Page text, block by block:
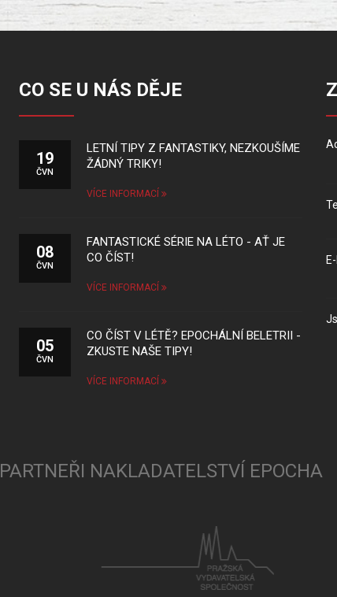
CO SE U NÁS DĚJE
19
ČVN
LETNÍ TIPY Z FANTASTIKY, NEZKOUŠÍME
ŽÁDNÝ TRIKY!
VÍCE INFORMACÍ
08
ČVN
FANTASTICKÉ SÉRIE NA LÉTO - AŤ JE
CO ČÍST!
VÍCE INFORMACÍ
05
ČVN
CO ČÍST V LÉTĚ? EPOCHÁLNÍ BELETRII -
ZKUSTE NAŠE TIPY!
VÍCE INFORMACÍ
PARTNEŘI NAKLADATELSTVÍ EPOCHA